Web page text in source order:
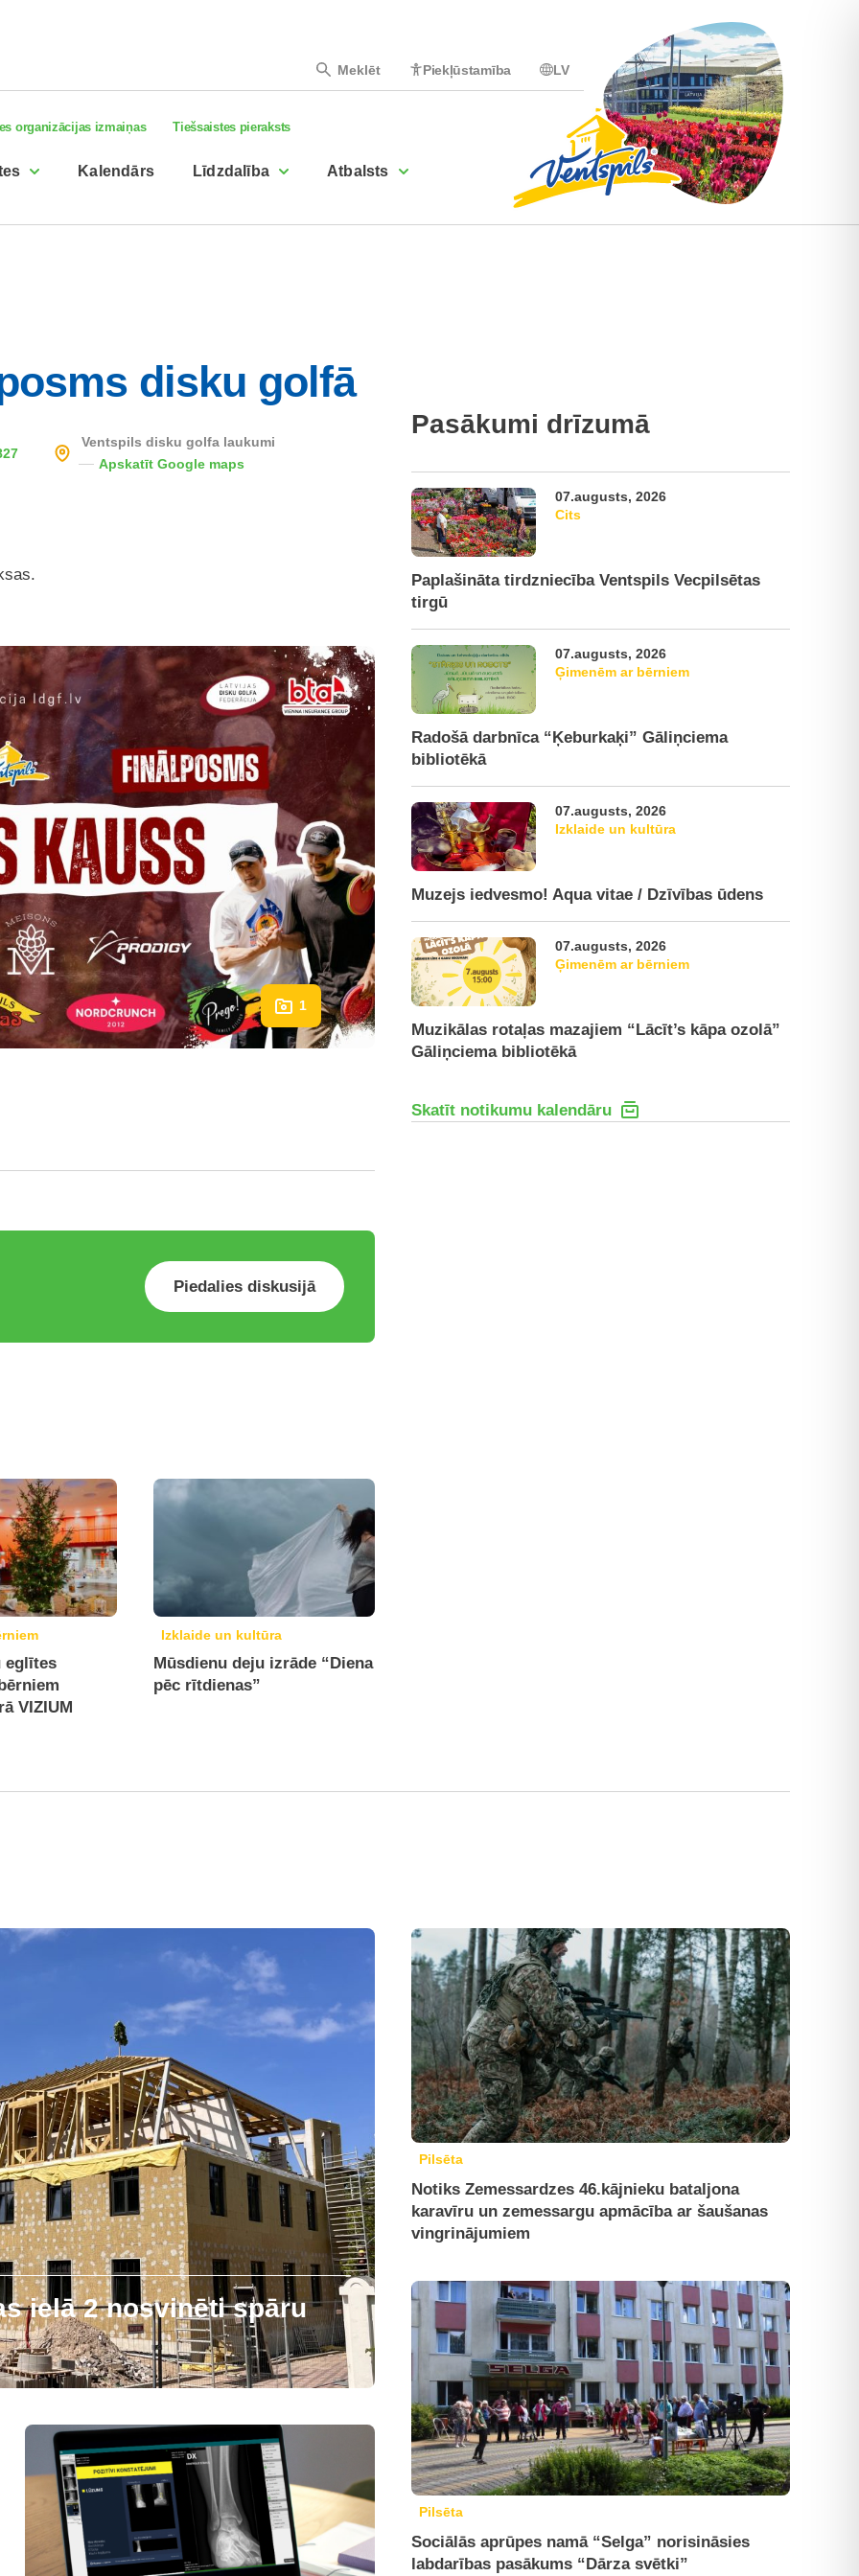
Meklēt Piekļūstamība LV
organizācijas izmaiņas Tiešsaistes pieraksts
Kalendārs Līdzdalība Atbalsts
disku golfā
Ventspils disku golfa laukumi
Apskatīt Google maps
1
Piedalies diskusijā
eglītes
VIZIUM
Izklaide un kultūra
Mūsdienu deju izrāde “Diena
pēc rītdienas”
Pasākumi drīzumā
07.augusts, 2026
Cits
Paplašināta tirdzniecība Ventspils Vecpilsētas
tirgū
07.augusts, 2026
Ģimenēm ar bērniem
Radošā darbnīca “Ķeburkaķi” Gāliņciema
bibliotēkā
07.augusts, 2026
Izklaide un kultūra
Muzejs iedvesmo! Aqua vitae / Dzīvības ūdens
07.augusts, 2026
Ģimenēm ar bērniem
Muzikālas rotaļas mazajiem “Lācīt’s kāpa ozolā”
Gāliņciema bibliotēkā
Skatīt notikumu kalendāru
ielā 2 nosvinēti spāru
Pilsēta
Notiks Zemessardzes 46.kājnieku bataljona
karavīru un zemessargu apmācība ar šaušanas
vingrinājumiem
Pilsēta
Sociālās aprūpes namā “Selga” norisināsies
labdarības pasākums “Dārza svētki”